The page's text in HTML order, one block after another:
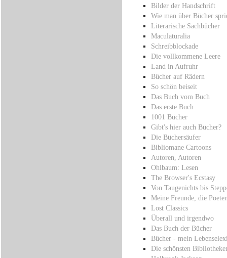
Bilder der Handschrift
Wie man über Bücher
Literarische Sachbücher
Maculaturalia
Schreibblockade
Die vollkommene Leere
Land in Aufruhr
Bücher auf Rädern
So schön beiseit
Das Buch vom Buch
Das erste Buch
1001 Bücher
Gibt's hier auch Bücher?
Die Büchersäufer
Bibliomane Cartoons
Autoren, Autoren
Ohlbaum: Lesen
The Browser's Ecstasy
Von Taugenichts bis
Meine Freunde, die
Lost Classics
Überall und irgendwo
Das Buch der Bücher
Bücher - mein
Die schönsten